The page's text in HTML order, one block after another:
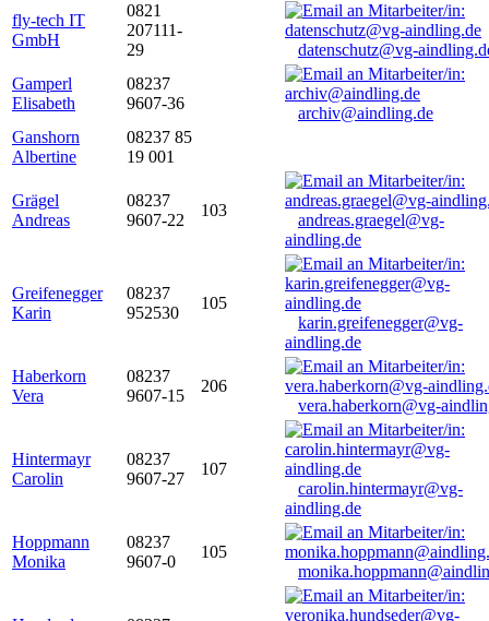
fly-tech IT
GmbH
0821
207111-
29
datenschutz@vg-
Gamperl
Elisabeth
08237
9607-36
archiv@aindling.de
Ganshorn
Albertine
08237 85
19 001
Grägel
Andreas
08237
9607-22
103
andreas.graegel@vg-
aindling.de
Greifenegger
Karin
08237
952530
105
karin.greifenegger@vg-
aindling.de
Haberkorn
Vera
08237
9607-15
206
vera.haberkorn@vg-
Hintermayr
Carolin
08237
9607-27
107
carolin.hintermayr@vg-
aindling.de
Hoppmann
Monika
08237
9607-0
105